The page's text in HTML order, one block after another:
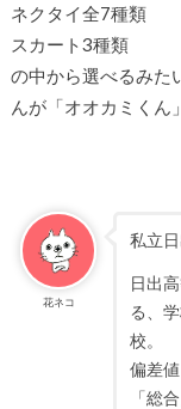
ネクタイ全7種類
スカート3種類
の中から選べるみた
んが「オオカミくん
花ネコ
私立
日出
る、
校。
偏差
「総